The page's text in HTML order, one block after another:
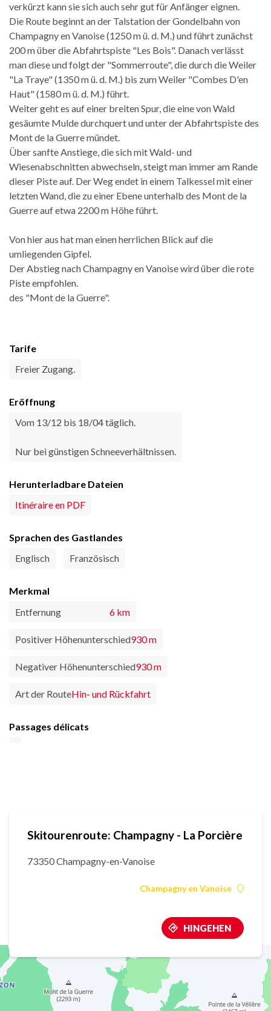
verkürzt kann sie sich auch sehr gut für Anfänger eignen.
Die Route beginnt an der Talstation der Gondelbahn von
Champagny en Vanoise (1250 m ü. d. M.) und führt zunächst
200 m über die Abfahrtspiste "Les Bois". Danach verlässt
man diese und folgt der "Sommerroute", die durch die Weiler
"La Traye" (1350 m ü. d. M.) bis zum Weiler "Combes D'en
Haut" (1580 m ü. d. M.) führt.
Weiter geht es auf einer breiten Spur, die eine von Wald
gesäumte Mulde durchquert und unter der Abfahrtspiste des
Mont de la Guerre mündet.
Über sanfte Anstiege, die sich mit Wald- und
Wiesenabschnitten abwechseln, steigt man immer am Rande
dieser Piste auf. Der Weg endet in einem Talkessel mit einer
letzten Wand, die zu einer Ebene unterhalb des Mont de la
Guerre auf etwa 2200 m Höhe führt.
Von hier aus hat man einen herrlichen Blick auf die
umliegenden Gipfel.
Der Abstieg nach Champagny en Vanoise wird über die rote
Piste empfohlen.
des "Mont de la Guerre".
Tarife
Freier Zugang.
Eröffnung
Vom 13/12 bis 18/04 täglich.
Nur bei günstigen Schneeverhältnissen.
Herunterladbare Dateien
Itinéraire en PDF
Sprachen des Gastlandes
Englisch
Französisch
Merkmal
Entfernung
6 km
Positiver Höhenunterschied930 m
Negativer Höhenunterschied930 m
Art der RouteHin- und Rückfahrt
Passages délicats
Skitourenroute: Champagny - La Porcière
73350 Champagny-en-Vanoise
Champagny en Vanoise
HINGEHEN